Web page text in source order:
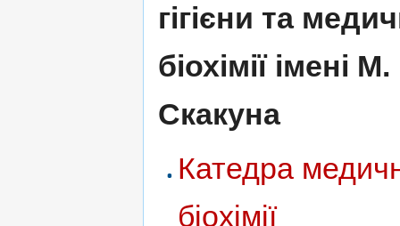
гігієни та
біохімії імені
Скакуна
Катедра
біохімії